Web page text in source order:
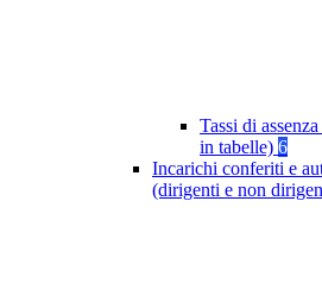
Tassi di
in tabelle) 6
Incarichi conferiti e
(dirigenti e non